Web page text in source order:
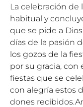
La celebración de
habitual y
que se pide a
días de la pasión
los gozos de la
por su gracia, con
fiestas que se
con alegría estos
dones